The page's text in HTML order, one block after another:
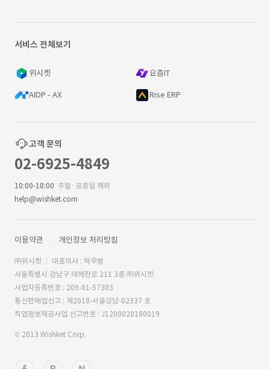
서비스 전체보기
위시켓 요즘IT
AIDP - AX Rise ERP
고객 문의
02-6925-4849
10:00-18:00 주말·공휴일 제외
help@wishket.com
이용약관 개인정보 처리방침
㈜위시켓
대표이사 : 박우범
서울특별시 강남구 테헤란로 211 3층 ㈜위시켓
사업자등록번호 : 209-81-57303
통신판매업신고 : 제2018-서울강남-02337 호
직업정보제공사업 신고번호 : J1200020180019
© 2013 Wishket Corp.